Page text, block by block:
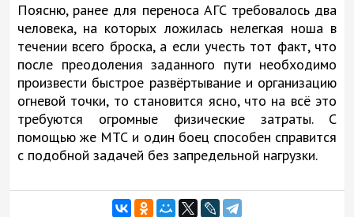
Поясню, ранее для переноса АГС требовалось два
человека, на которых ложилась нелегкая ноша в
течении всего броска, а если учесть тот факт, что
после преодоления заданного пути необходимо
произвести быстрое развёртывание и организацию
огневой точки, то становится ясно, что на всё это
требуются огромные физические затраты. С
помощью же МТС и один боец способен справится
с подобной задачей без запредельной нагрузки.